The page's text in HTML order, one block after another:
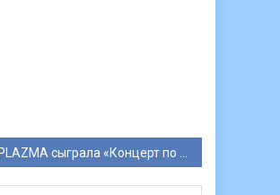
Группа PLAZMA сыграла «Концерт по заявкам» в клубе 16 Тонн